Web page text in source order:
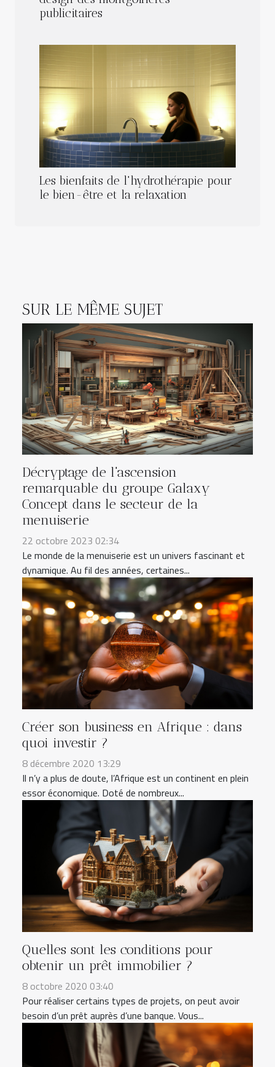
publicitaires
Les bienfaits de l'hydrothérapie pour
le bien-être et la relaxation
SUR LE MÊME SUJET
Décryptage de l'ascension
remarquable du groupe Galaxy
Concept dans le secteur de la
menuiserie
22 octobre 2023 02:34
Le monde de la menuiserie est un univers fascinant et
dynamique. Au fil des années, certaines...
Créer son business en Afrique : dans
quoi investir ?
8 décembre 2020 13:29
Il n’y a plus de doute, l’Afrique est un continent en plein
essor économique. Doté de nombreux...
Quelles sont les conditions pour
obtenir un prêt immobilier ?
8 octobre 2020 03:40
Pour réaliser certains types de projets, on peut avoir
besoin d’un prêt auprès d’une banque. Vous...